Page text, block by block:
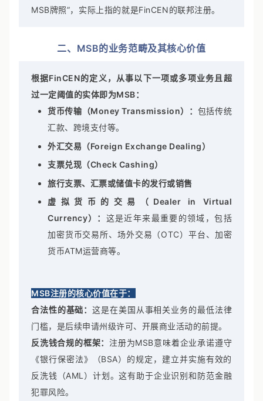
的MTL是实际运营许可。许多宣传中所谓的“美国
根据FinCEN的定义，从事以下一项或多项业务且超
过一定阈值的实体即为MSB：
货币传输（Money Transmission）：
汇款、跨境支付等。
外汇交易（Foreign Exchange Dealing）
支票兑现（Check Cashing）
旅行支票、汇票或储值卡的发行或销售
虚拟货币的交易（Dealer in Virtual
Currency）：这是近年来最重要的领域，包括
加密货币交易所、场外交易（OTC）平台、加密
MSB注册的核心价值在于：
合法性的基础：这是在美国从事相关业务的最低法律
门槛，是后续申请州级许可、开展商业活动的前提。
反洗钱合规的框架：注册为MSB意味着企业承诺遵守
《银行保密法》（BSA）的规定，建立并实施有效的
反洗钱（AML）计划。这有助于企业识别和防范金融